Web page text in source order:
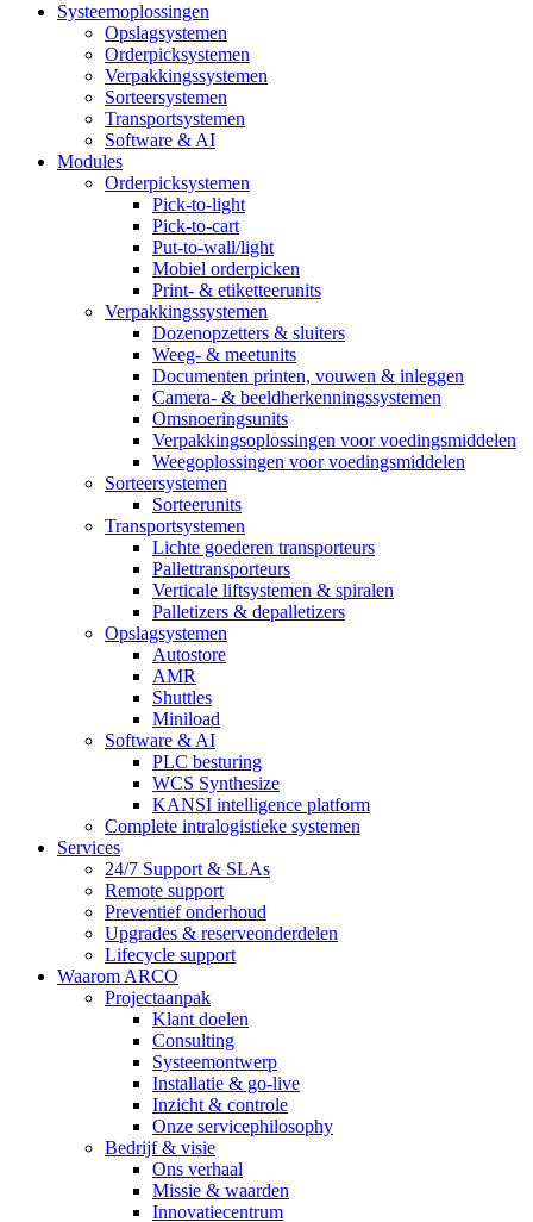
Systeemoplossingen
Opslagsystemen
Orderpicksystemen
Verpakkingssystemen
Sorteersystemen
Transportsystemen
Software & AI
Modules
Orderpicksystemen
Pick-to-light
Pick-to-cart
Put-to-wall/light
Mobiel orderpicken
Print- & etiketteerunits
Verpakkingssystemen
Dozenopzetters & sluiters
Weeg- & meetunits
Documenten printen, vouwen & inleggen
Camera- & beeldherkenningssystemen
Omsnoeringsunits
Verpakkingsoplossingen voor voedingsmiddelen
Weegoplossingen voor voedingsmiddelen
Sorteersystemen
Sorteerunits
Transportsystemen
Lichte goederen transporteurs
Pallettransporteurs
Verticale liftsystemen & spiralen
Palletizers & depalletizers
Opslagsystemen
Autostore
AMR
Shuttles
Miniload
Software & AI
PLC besturing
WCS Synthesize
KANSI intelligence platform
Complete intralogistieke systemen
Services
24/7 Support & SLAs
Remote support
Preventief onderhoud
Upgrades & reserveonderdelen
Lifecycle support
Waarom ARCO
Projectaanpak
Klant doelen
Consulting
Systeemontwerp
Installatie & go-live
Inzicht & controle
Onze servicephilosophy
Bedrijf & visie
Ons verhaal
Missie & waarden
Innovatiecentrum